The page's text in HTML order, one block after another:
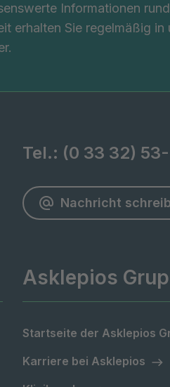
Informationen
erhalten Sie regelmäßig
Tel.: (0 33 32)
Nachricht
Asklepios
Startseite der Asklepios
Karriere bei Asklepios